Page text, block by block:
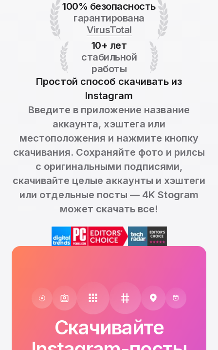
100% безопасность
гарантирована
VirusTotal
10+ лет
стабильной
работы
Простой способ скачивать из
Instagram
Введите в приложение название
аккаунта, хэштега или
местоположения и нажмите кнопку
скачивания. Сохраняйте фото и рилсы
с оригинальными подписями,
скачивайте целые аккаунты и хэштеги
или отдельные посты — 4K Stogram
может скачать все!
Скачивайте